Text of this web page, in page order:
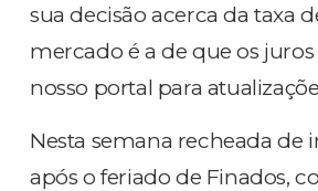
sua decisão acerca da taxa
mercado é a de que os
nosso portal para
Nesta semana recheada de
após o feriado de Finados,